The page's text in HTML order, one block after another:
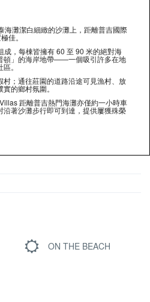
灘潔白細緻的沙灘上，距離普吉國際
佳。
成，每棟皆擁有 60 至 90 米的絕對海
頓」的海岸地帶——一個吸引許多在地
。
；通往莊園的道路沿途可見漁村、放
實的鄉村氛圍。
距離普吉熱門海灘亦僅約一小時車
著沙灘步行即可到達，提供屢獲殊榮
ON THE BEACH